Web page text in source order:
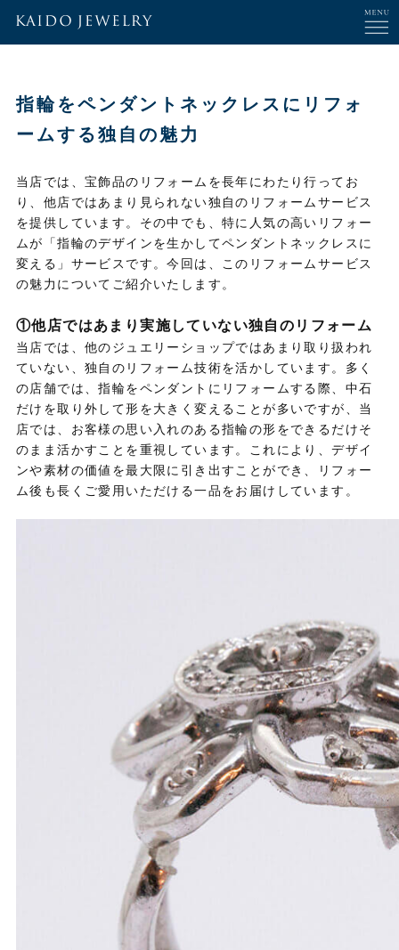
指輪をペンダントネックレスにリフォ
ームする独自の魅力
当店では、宝飾品のリフォームを長年にわたり行ってお
り、他店ではあまり見られない独自のリフォームサービス
を提供しています。その中でも、特に人気の高いリフォー
ムが「指輪のデザインを生かしてペンダントネックレスに
変える」サービスです。今回は、このリフォームサービス
の魅力についてご紹介いたします。
①他店ではあまり実施していない独自のリフォーム
当店では、他のジュエリーショップではあまり取り扱われ
ていない、独自のリフォーム技術を活かしています。多く
の店舗では、指輪をペンダントにリフォームする際、中石
だけを取り外して形を大きく変えることが多いですが、当
店では、お客様の思い入れのある指輪の形をできるだけそ
のまま活かすことを重視しています。これにより、デザイ
ンや素材の価値を最大限に引き出すことができ、リフォー
ム後も長くご愛用いただける一品をお届けしています。